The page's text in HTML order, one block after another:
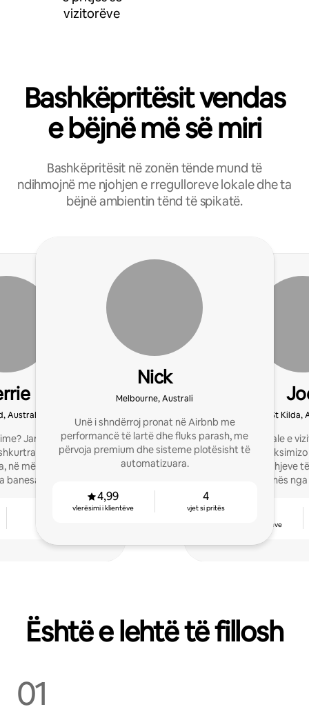
vizitorëve
Bashkëpritësit vendas
e bëjnë më së miri
Bashkëpritësit në zonën tënde mund të
ndihmojnë me njohjen e rregulloreve lokale dhe ta
bëjnë ambientin tënd të spikatë.
Australi
Jam specialisti i
të Airbnb që
mënyrë që të mund
jote punon për
Nick
Melbourne, Australi
Unë i shndërroj pronat në Airbnb me
performancë të lartë dhe fluks parash, me
përvoja premium dhe sisteme plotësisht të
automatizuara.
4,99
vlerësimi i klientëve
4
vjet si pritës
St Kilda,
Pritje profesionale e
profesionale.
përmes zgjidhjeve
pronës
vlerësimi i klientëve
Është e lehtë të fillosh
01